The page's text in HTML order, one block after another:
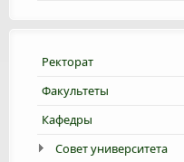
Ректорат
Факультеты
Кафедры
Совет университета